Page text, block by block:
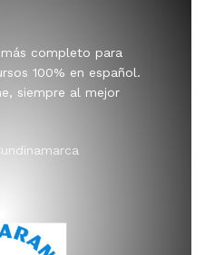
completo para
100% en español.
siempre al mejor